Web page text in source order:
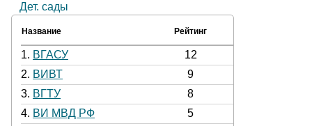
Дет. сады
Название Рейтинг
1. ВГАСУ
12
2. ВИВТ
9
3. ВГТУ
8
4. ВИ МВД РФ
5